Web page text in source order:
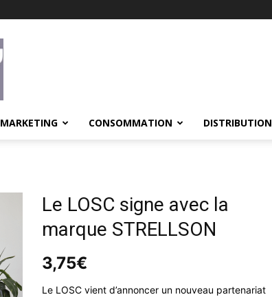
MARKETING CONSOMMATION DISTRIBUTION
Le LOSC signe avec la
marque STRELLSON
3,75€
Le LOSC vient d’annoncer un nouveau partenariat